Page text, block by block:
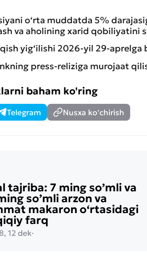
o‘rta muddatda 5%
va aholining xarid qobiliyatini
yig‘ilishi 2026-yil 29-aprelga
press-reliziga murojaat
baham ko'ring
Telegram Nusxa ko'chirish
tajriba: 7 ming so’mli va
so’mli arzon va
makaron o‘rtasidagi
farq
12 dek·